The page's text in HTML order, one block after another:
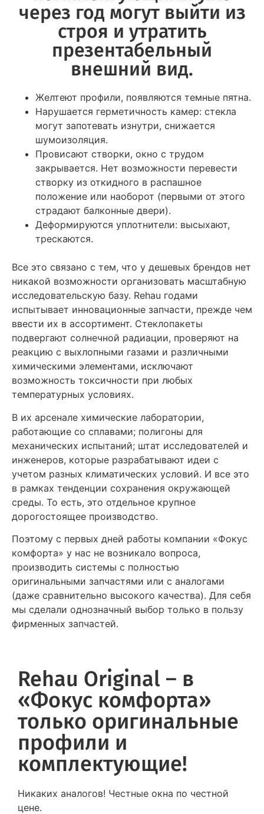
через год могут выйти из
строя и утратить
презентабельный
внешний вид.
Желтеют профили, появляются темные пятна.
Нарушается герметичность камер: стекла
могут запотевать изнутри, снижается
шумоизоляция.
Провисают створки, окно с трудом
закрывается. Нет возможности перевести
створку из откидного в распашное
положение или наоборот (первыми от этого
страдают балконные двери).
Деформируются уплотнители: высыхают,
трескаются.
Все это связано с тем, что у дешевых брендов нет
никакой возможности организовать масштабную
исследовательскую базу. Rehau годами
испытывает инновационные запчасти, прежде чем
ввести их в ассортимент. Стеклопакеты
подвергают солнечной радиации, проверяют на
реакцию с выхлопными газами и различными
химическими элементами, исключают
возможность токсичности при любых
температурных условиях.
В их арсенале химические лаборатории,
работающие со сплавами; полигоны для
механических испытаний; штат исследователей и
инженеров, которые разрабатывают идеи с
учетом разных климатических условий. И все это
в рамках тенденции сохранения окружающей
среды. То есть, это отдельное крупное
дорогостоящее производство.
Поэтому с первых дней работы компании «Фокус
комфорта» у нас не возникало вопроса,
производить системы с полностью
оригинальными запчастями или с аналогами
(даже сравнительно высокого качества). Для себя
мы сделали однозначный выбор только в пользу
фирменных запчастей.
Rehau Original – в
«Фокус комфорта»
только оригинальные
профили и
комплектующие!
Никаких аналогов! Честные окна по честной
цене.